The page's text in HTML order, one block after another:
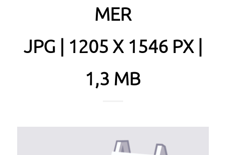
MER
JPG | 1205 X 1546 PX |
1,3 MB